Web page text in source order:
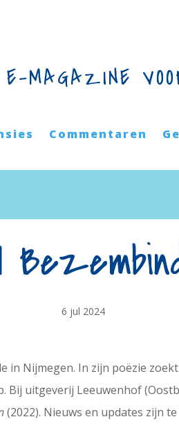
MAGAZINE
Commentaren
6 jul 2024
Nijmegen. In zijn poëzie
Bij uitgeverij Leeuwenhof
(2022). Nieuws en updates zijn